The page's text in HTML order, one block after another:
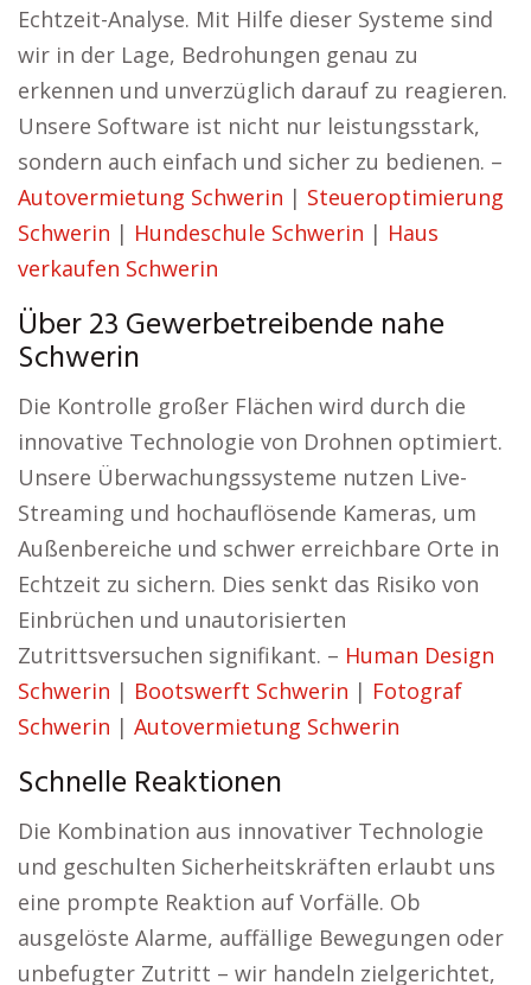
Echtzeit-Analyse. Mit Hilfe dieser Systeme sind
wir in der Lage, Bedrohungen genau zu
erkennen und unverzüglich darauf zu reagieren.
Unsere Software ist nicht nur leistungsstark,
sondern auch einfach und sicher zu bedienen. –
Autovermietung Schwerin | Steueroptimierung
Schwerin | Hundeschule Schwerin | Haus
verkaufen Schwerin
Über 23 Gewerbetreibende nahe
Schwerin
Die Kontrolle großer Flächen wird durch die
innovative Technologie von Drohnen optimiert.
Unsere Überwachungssysteme nutzen Live-
Streaming und hochauflösende Kameras, um
Außenbereiche und schwer erreichbare Orte in
Echtzeit zu sichern. Dies senkt das Risiko von
Einbrüchen und unautorisierten
Zutrittsversuchen signifikant. – Human Design
Schwerin | Bootswerft Schwerin | Fotograf
Schwerin | Autovermietung Schwerin
Schnelle Reaktionen
Die Kombination aus innovativer Technologie
und geschulten Sicherheitskräften erlaubt uns
eine prompte Reaktion auf Vorfälle. Ob
ausgelöste Alarme, auffällige Bewegungen oder
unbefugter Zutritt – wir handeln zielgerichtet,